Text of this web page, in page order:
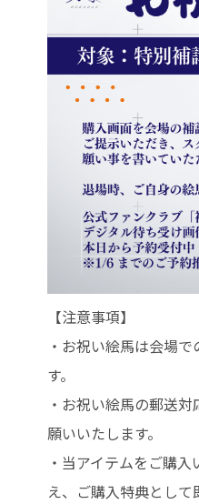
【注意事項】
・お祝い絵馬は会場
す。
・お祝い絵馬の郵送
願いいたします。
・当アイテムをご購
え、ご購入特典とし